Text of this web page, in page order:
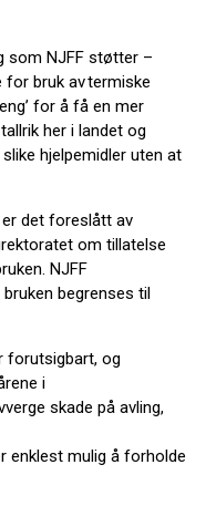
som NJFF støtter –
bruk av termiske
for å få en mer
her i landet og
hjelpemidler uten at
det foreslått av
om tillatelse
NJFF
begrenses til
forutsigbart, og
i
skade på avling,
enklest mulig å forholde